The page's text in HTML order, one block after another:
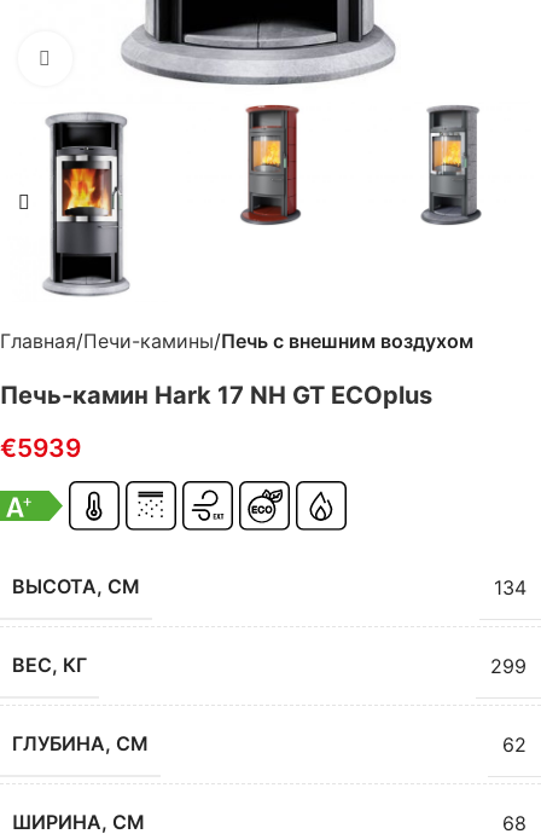
Нажмите, чтобы увеличить
Главная Печи-камины Печь с внешним воздухом
Печь-камин Hark 17 NH GT ECOplus
€5939
ВЫСОТА, СМ 134
ВЕС, КГ 299
ГЛУБИНА, СМ 62
ШИРИНА, СМ 68